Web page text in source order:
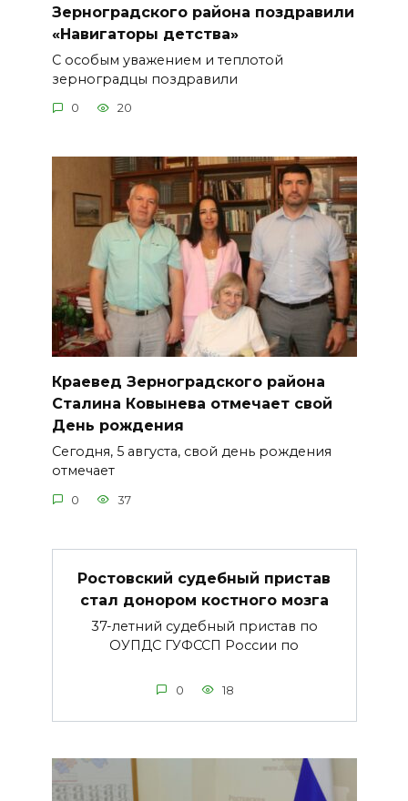
Зерноградского района поздравили
«Навигаторы детства»
С особым уважением и теплотой
зерноградцы поздравили
0 20
Краевед Зерноградского района
Сталина Ковынева отмечает свой
День рождения
Сегодня, 5 августа, свой день рождения
отмечает
0 37
Ростовский судебный пристав
стал донором костного мозга
37-летний судебный пристав по
ОУПДС ГУФССП России по
0 18